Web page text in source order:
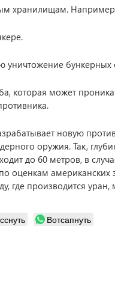
хранилищам.
бункерных
которая может
новую
оружия. Так,
до 60 метров, в
оценкам
где производится
Вотсапнуть